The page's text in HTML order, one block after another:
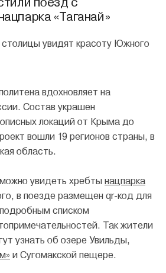
«Таганай»
вдохновляет на
Состав украшен
локаций от Крыма до
вошли 19 регионов страны, в
область.
увидеть хребты нацпарка
в поезде размещен qr-код для
списком
Так жители
узнать об озере Увильды,
и Сугомакской пещере.